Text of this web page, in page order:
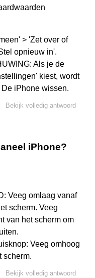
> 'Zet over of
opnieuw in'.
Als je de
kiest, wordt
iPhone wissen.
Bekijk volledig antwoord
iPhone?
Veeg omlaag vanaf
scherm. Veeg
van het scherm om
Veeg omhoog
scherm.
Bekijk volledig antwoord